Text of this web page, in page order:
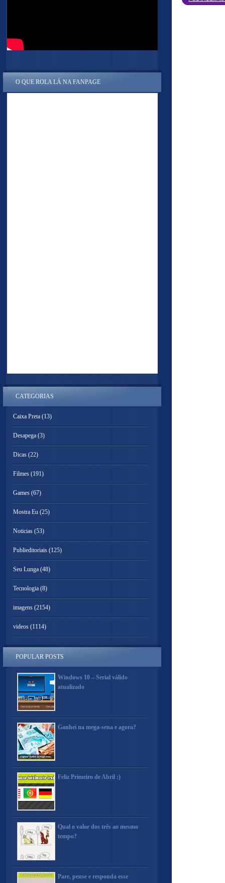
O QUE ROLA LÁ NA FANPAGE
CATEGORIAS
Caixa Preta (13)
Desapega (3)
Dicas (22)
Filmes (191)
Games (67)
Mostra Eu (25)
Noticias (53)
Publieditoriais (125)
Seu Lunga (48)
Tecnologia (8)
imagens (2154)
videos (1114)
POPULAR POSTS
Windows 10 – Serial válido
atualizado
Ganhei na mega-sena e agora?
Feliz Primeiro de Abril :)
Qual o valor dos três ao mesmo
tempo?
Pare, pense e responda esse